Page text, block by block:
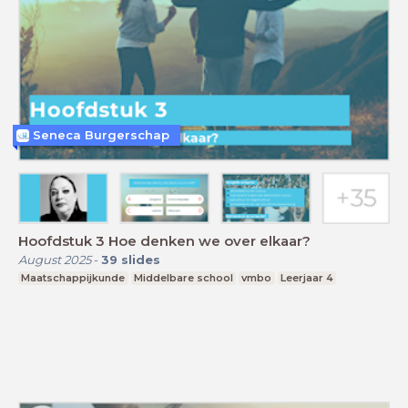
Hoofdstuk 3 Hoe denken we over elkaar?
August 2025- 39 slides
Maatschappijkunde Middelbare school vmbo Leerjaar 4
Seneca Burgerschap